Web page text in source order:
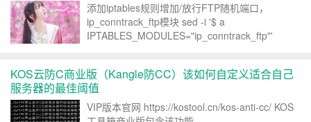
添加iptables规则增加/放行FTP随机端口，
ip_conntrack_ftp模块 sed -i '$ a
IPTABLES_MODULES="ip_conntrack_ftp"'
KOS云防C商业版（Kangle防CC）该如何自定义适合自己
服务器的最佳阈值
VIP版本官网 https://kostool.cn/kos-anti-cc/ KOS